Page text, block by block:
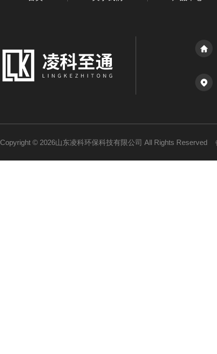
Copyright © 2026山东凌科环保科技有限公司 All Rights Reserved